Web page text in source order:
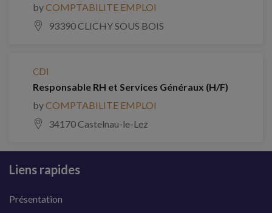
byCOMPTABILITE EMPLOI
93390 CLICHY SOUS BOIS
CDI
Responsable RH et Services Généraux (H/F)
byCOMPTABILITE EMPLOI
34170 Castelnau-le-Lez
Liens rapides
Présentation